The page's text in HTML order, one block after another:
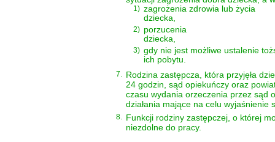
1) zagrożenia zdrowia lub życia
dziecka,
2) porzucenia
dziecka,
3) gdy nie jest możliwe ustalenie
ich pobytu.
7. Rodzina zastępcza, która przyjęła
24 godzin, sąd opiekuńczy oraz
czasu wydania orzeczenia przez sąd
działania mające na celu wyjaśnienie
8. Funkcji rodziny zastępczej, o której
niezdolne do pracy.